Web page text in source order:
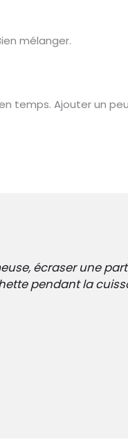
mélanger.
temps. Ajouter un peu
écraser une
pendant la